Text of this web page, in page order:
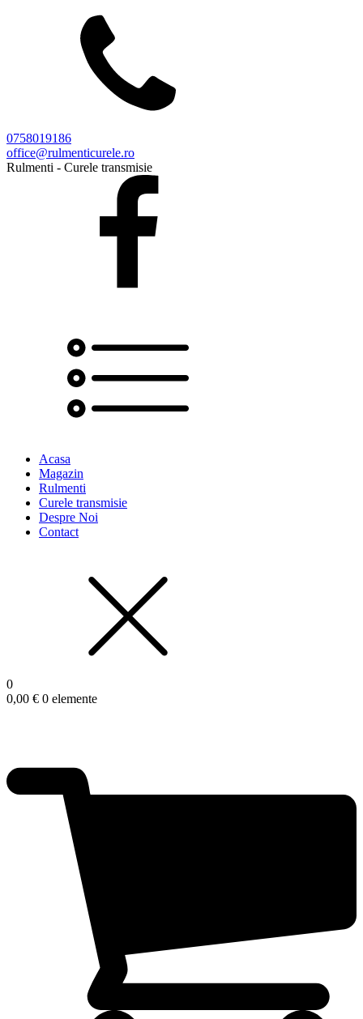
0758019186
office@rulmenticurele.ro
Rulmenti - Curele transmisie
Acasa
Magazin
Rulmenti
Curele transmisie
Despre Noi
Contact
0
0,00 € 0 elemente